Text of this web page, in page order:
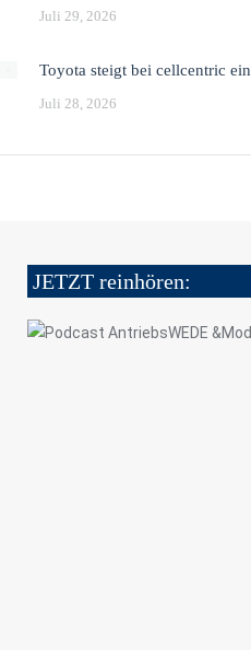
Juli 29, 2026
Toyota steigt bei cellcentric ein
Juli 28, 2026
JETZT reinhören: